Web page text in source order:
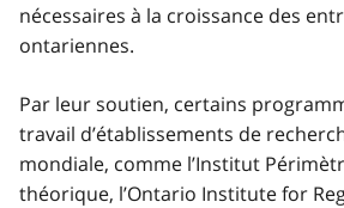
nécessaires à la croissance des
ontariennes.
Par leur soutien, certains
travail d’établissements de
mondiale, comme l’Institut
théorique, l’Ontario Institute for